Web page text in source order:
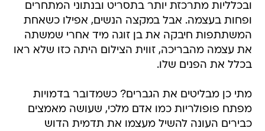
ובכלליות מתרכזת יותר בתסריט ובנתוני המתחרים
ופחות בעצמה. אבל במקצה הנשים, אפילו כשאחת
המשתתפות חיבקה את בן זוגה מיד אחרי שמשתה
את עצמה מהבריכה, זווית הצילום היתה כזו שלא ראו
בכלל את הפנים שלו.
מתי כן מבליטים את הגברים? כשמדובר בדמויות
מפתח פופולריות כמו אדם מלכי, שעושה מאמצים
כבירים העונה להשיל מעצמו את תדמית הדוש